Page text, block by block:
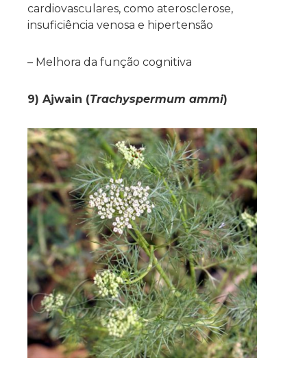
cardiovasculares, como aterosclerose,
insuficiência venosa e hipertensão
– Melhora da função cognitiva
9) Ajwain (Trachyspermum ammi)